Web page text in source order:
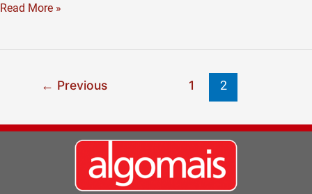
Read More »
← Previous 1 2